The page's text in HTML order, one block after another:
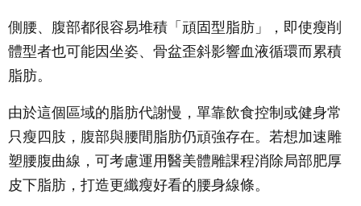
側腰、腹部都很容易堆積「頑固型脂肪」，即使瘦削
體型者也可能因坐姿、骨盆歪斜影響血液循環而累積
脂肪。
由於這個區域的脂肪代謝慢，單靠飲食控制或健身常
只瘦四肢，腹部與腰間脂肪仍頑強存在。若想加速雕
塑腰腹曲線，可考慮運用醫美體雕課程消除局部肥厚
皮下脂肪，打造更纖瘦好看的腰身線條。